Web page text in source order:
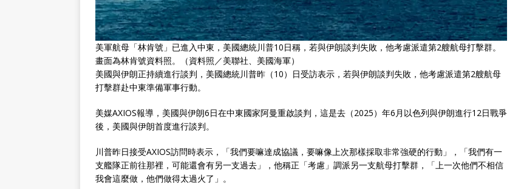
美軍航母「林肯號」已進入中東，美國總統川普10日稱，若與伊朗談判失敗，他考慮派遣第2艘航母打擊群。
畫面為林肯號資料照。（資料照／美聯社、美國海軍）
美國與伊朗正持續進行談判，美國總統川普昨（10）日受訪表示，若與伊朗談判失敗，他考慮派遣第2艘航母
打擊群赴中東準備軍事行動。
美媒AXIOS報導，美國與伊朗6日在中東國家阿曼重啟談判，這是去（2025）年6月以色列與伊朗進行12日戰爭
後，美國與伊朗首度進行談判。
川普昨日接受AXIOS訪問時表示，「我們要嘛達成協議，要嘛像上次那樣採取非常強硬的行動」，「我們有一
支艦隊正前往那裡，可能還會有另一支過去」，他稱正「考慮」調派另一支航母打擊群，「上一次他們不相信
我會這麼做，他們做得太過火了」。